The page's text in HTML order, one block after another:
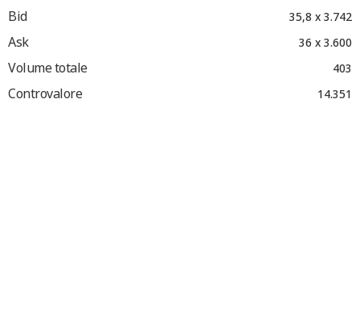
Bid 35,8 x 3.742
Ask 36 x 3.600
Volume totale 403
Controvalore 14.351